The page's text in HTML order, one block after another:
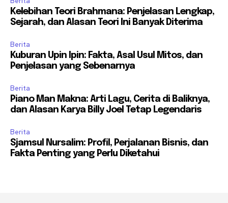
Kelebihan Teori Brahmana: Penjelasan Lengkap,
Sejarah, dan Alasan Teori Ini Banyak Diterima
Berita
Kuburan Upin Ipin: Fakta, Asal Usul Mitos, dan
Penjelasan yang Sebenarnya
Berita
Piano Man Makna: Arti Lagu, Cerita di Baliknya,
dan Alasan Karya Billy Joel Tetap Legendaris
Berita
Sjamsul Nursalim: Profil, Perjalanan Bisnis, dan
Fakta Penting yang Perlu Diketahui